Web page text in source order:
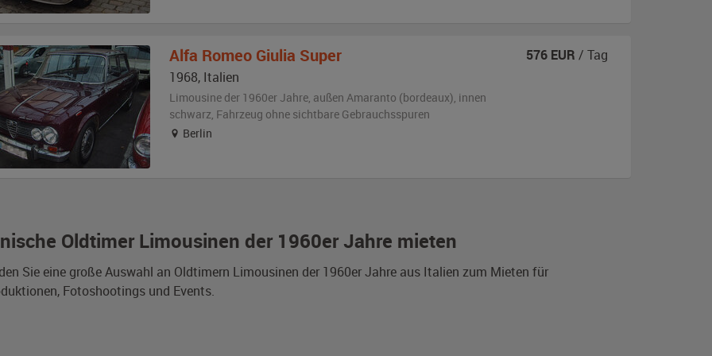
Oldtimer Limousinen der 1960er Jahre mieten
Sie eine große Auswahl an Oldtimern Limousinen der 1960er Jahre aus Italien zum Mieten für
Fotoshootings und Events.
Alfa Romeo Giulia Super
1968, Italien
Limousine der 1960er Jahre, außen Amaranto (bordeaux), innen
schwarz, Fahrzeug ohne sichtbare Gebrauchsspuren
Berlin
576 EUR / Tag